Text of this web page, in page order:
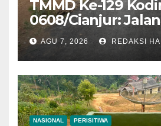
TMMD Ke-129
0608/Cianjur:
Kampung RT 07/
100 Persen,
Mulai Dinikmati
AGU 7, 2026 REDAKSI
NASIONAL PERISITIWA